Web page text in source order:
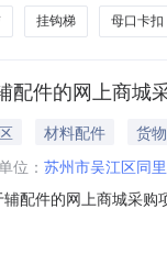
挂钩梯 母口卡扣
配件的网上商城
材料配件
货物
位： 苏州市吴江区同
配件的网上商城采
苏省苏州市吴江区